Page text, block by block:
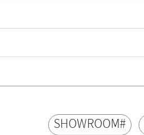
#
SHOWROOM